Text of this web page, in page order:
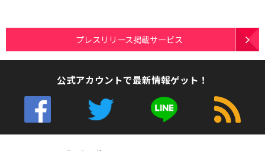
プレスリリース掲載サービス
公式アカウントで最新情報ゲット！